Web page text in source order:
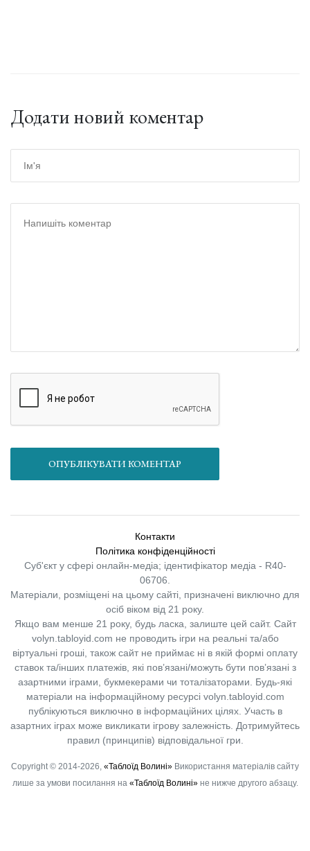
Додати новий коментар
ОПУБЛІКУВАТИ КОМЕНТАР
Контакти
Політика конфіденційності
Суб'єкт у сфері онлайн-медіа; ідентифікатор медіа - R40-
06706.
Матеріали, розміщені на цьому сайті, призначені виключно для
осіб віком від 21 року.
Якщо вам менше 21 року, будь ласка, залиште цей сайт. Сайт
volyn.tabloyid.com не проводить ігри на реальні та/або
віртуальні гроші, також сайт не приймає ні в якій формі оплату
ставок та/інших платежів, які пов’язані/можуть бути пов’язані з
азартними іграми, букмекерами чи тоталізаторами. Будь-які
матеріали на інформаційному ресурсі volyn.tabloyid.com
публікуються виключно в інформаційних цілях. Участь в
азартних іграх може викликати ігрову залежність. Дотримуйтесь
правил (принципів) відповідальної гри.
Copyright © 2014-2026, «Таблоїд Волині» Використання матеріалів сайту
лише за умови посилання на «Таблоїд Волині»не нижче другого абзацу.